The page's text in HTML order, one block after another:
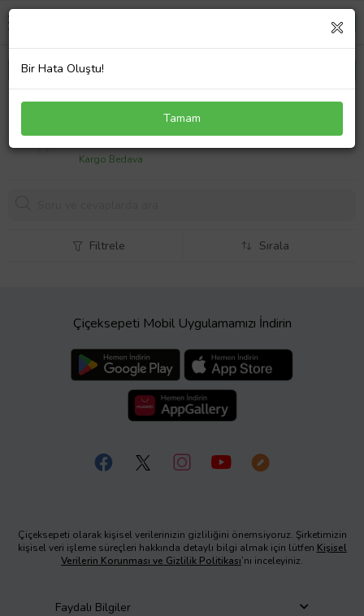
Gümüş Lacivert Deniz Yıldızı Bayan Bileklik
1999,00 TL
Kargo Bedava
Filtrele Sırala
Çiçeksepeti Mobil Uygulamamızı İndirin
Çiçeksepeti olarak kişisel verilerinizin gizliliğini önemsiyoruz. Şirketimizin
kişisel veri işleme süreçleri hakkında detaylı bilgi almak için lütfen Kişisel
Verilerin Korunması ve Gizlilik Politikası’nı inceleyiniz.
Faydalı Bilgiler
Bir Hata Oluştu!
Tamam